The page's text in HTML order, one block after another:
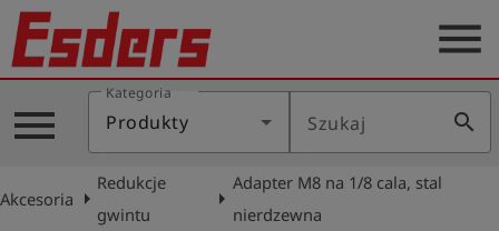
O
Produkty
menu
menu
Kategoria
Produkty Szukaj search
Akcesoria arrow_right
Redukcje
gwintu
arrow_right
Adapter M8 na 1/8 cala, stal
nierdzewna